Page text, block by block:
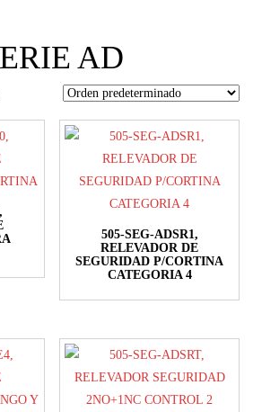
AD
505-SEG-ADSR1,
RELEVADOR DE
SEGURIDAD P/CORTINA
CATEGORIA 4